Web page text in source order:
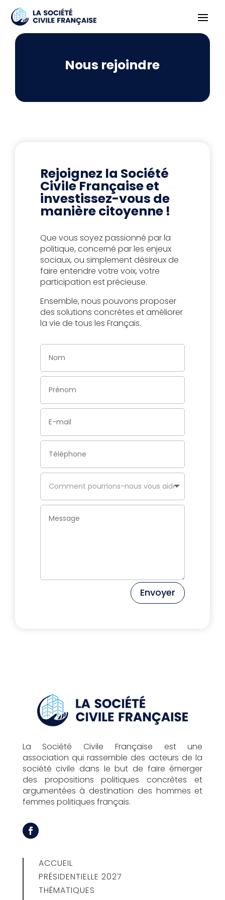
Nous rejoindre
Rejoignez la Société
Civile Française et
investissez-vous de
manière citoyenne !
Que vous soyez passionné par la
politique, concerné par les enjeux
sociaux, ou simplement désireux de
faire entendre votre voix, votre
participation est précieuse.
Ensemble, nous pouvons proposer
des solutions concrètes et améliorer
la vie de tous les Français.
Envoyer
La Société Civile Française est une
association qui rassemble des acteurs de la
société civile dans le but de faire émerger
des propositions politiques concrètes et
argumentées à destination des hommes et
femmes politiques français.
ACCUEIL
PRÉSIDENTIELLE 2027
THÉMATIQUES